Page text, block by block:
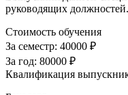
руководящих должностей.
Стоимость обучения
За семестр: 40000 ₽
За год: 80000 ₽
Квалификация